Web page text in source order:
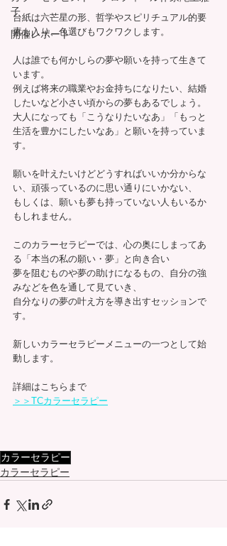
子
開催レポート
台紙は六芒星の形、哲学やスピリチュアル的要
素も入り、色選びもワクワクします。
人は誰でも何かしらの夢や願いを持って生きて
います。
例えば将来の職業やお金持ちになりたい、結婚
したいなど小さい頃からの夢もあるでしょう。
大人になっても「こうなりたいなあ」「もっと
生活を豊かにしたいなあ」と願いを持っていま
す。
願いを叶えたいけどどうすればいいか分からな
い、頑張っているのに思い通りにいかない、
もしくは、願いも夢も持っていない人もいるか
もしれません。
このカラーセラピーでは、心の奥にしまってあ
る「本当の私の願い・夢」と向き合い
夢を阻むものや夢の助けになるもの、自分の強
みなどを色を通して見ていき、
自分なりの夢の叶え方を導き出すセッションで
す。
新しいカラーセラピーメニューの一つとして始
動します。
詳細はこちらまで
＞＞TCカラーセラピー
カラーセラピー
カラーセラピー